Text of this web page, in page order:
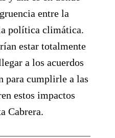
entre la
política climática.
estar totalmente
a los acuerdos
para cumplirle a las
estos impactos
Cabrera.